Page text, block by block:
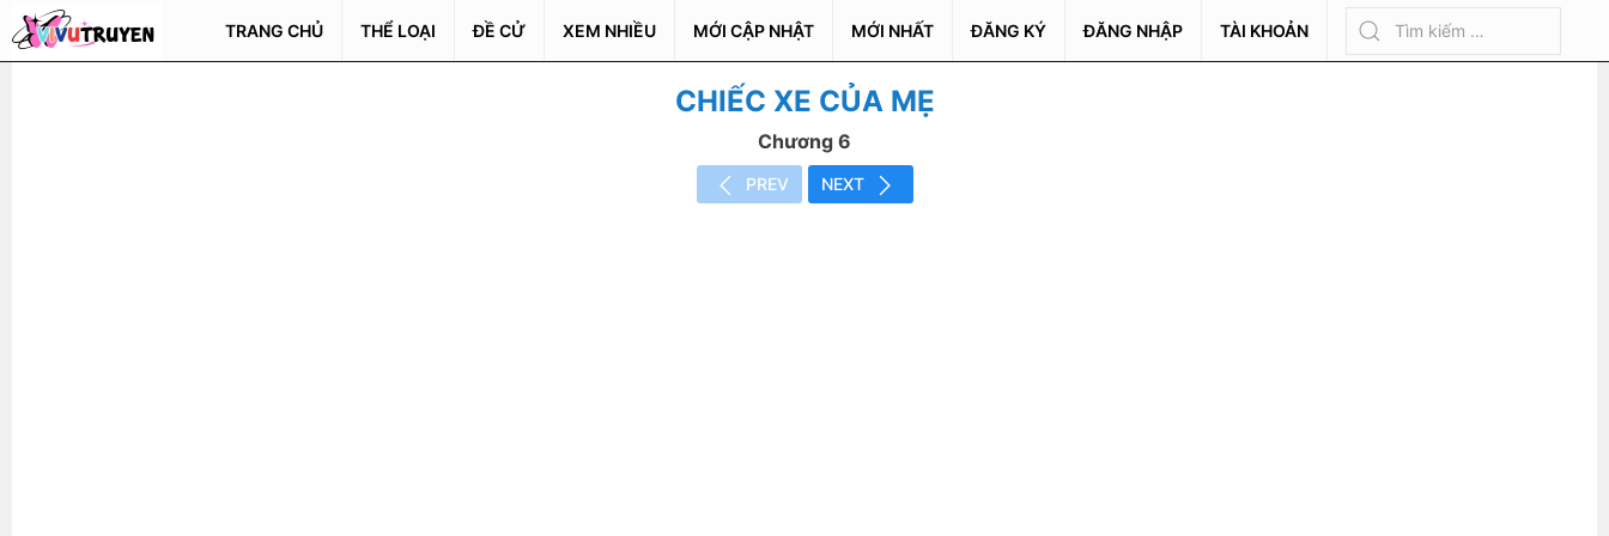
TRANG CHỦ THỂ LOẠI ĐỀ CỬ XEM NHIỀU MỚI CẬP NHẬT MỚI NHẤT ĐĂNG KÝ ĐĂNG NHẬP TÀI KHOẢN
CHIẾC XE CỦA MẸ
Chương 6
PREV NEXT